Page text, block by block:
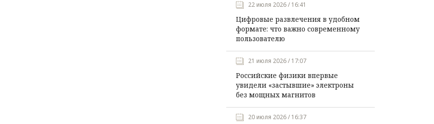
22 июля 2026 / 16:41
Цифровые развлечения в удобном
формате: что важно современному
пользователю
21 июля 2026 / 17:07
Российские физики впервые
увидели «застывшие» электроны
без мощных магнитов
20 июля 2026 / 16:37